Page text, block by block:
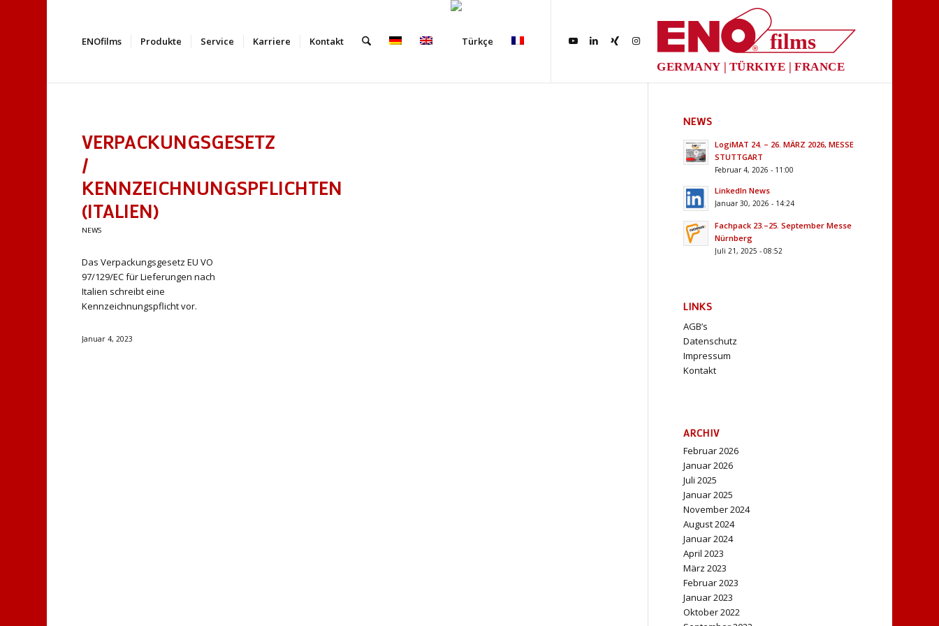
films
®
GERMANY | TÜRKIYE | FRANCE
ENOfilms Produkte Service Karriere Kontakt
VERPACKUNGSGESETZ
/
KENNZEICHNUNGSPFLICHTEN
(ITALIEN)
NEWS
Das Verpackungsgesetz EU VO
97/129/EC für Lieferungen nach
Italien schreibt eine
Kennzeichnungspflicht vor.
Januar 4, 2023
NEWS
LogiMAT 24. – 26. MÄRZ 2026, MESSE
STUTTGART
Februar 4, 2026 - 11:00
LinkedIn News
Januar 30, 2026 - 14:24
Fachpack 23.–25. September Messe
Nürnberg
Juli 21, 2025 - 08:52
LINKS
AGB’s
Datenschutz
Impressum
Kontakt
ARCHIV
Februar 2026
Januar 2026
Juli 2025
Januar 2025
November 2024
August 2024
Januar 2024
April 2023
März 2023
Februar 2023
Januar 2023
Oktober 2022